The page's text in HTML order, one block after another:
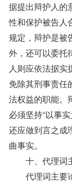
据提出辩护人的
性和保护被告人
规定，辩护是被
外，还可以委托
人则应依法据实
免除其刑事责任
法权益的职能。
必须坚持“以事
还应做到言之成
曲事实。
十、代理词
代理词主要论